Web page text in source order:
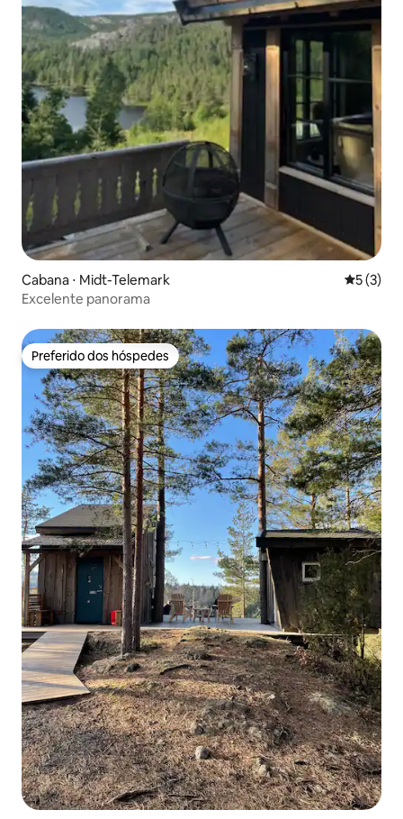
Cabana ⋅ Midt-Telemark 5 de
5 (3)
Excelente panorama
Preferido dos hóspedes
Preferido dos hóspedes